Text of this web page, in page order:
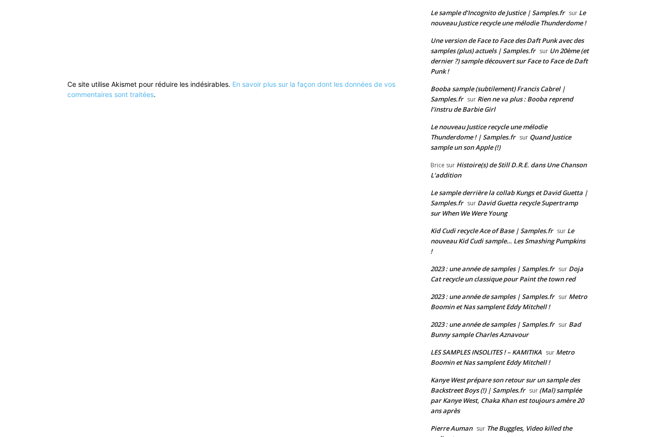
Ce site utilise Akismet pour réduire les indésirables. En savoir plus sur la façon dont les données de vos
commentaires sont traitées.
Le sample d’Incognito de Justice | Samples.fr sur Le
nouveau Justice recycle une mélodie Thunderdome !
Une version de Face to Face des Daft Punk avec des
samples (plus) actuels | Samples.fr sur Un 20ème (et
dernier ?) sample découvert sur Face to Face de Daft
Punk !
Booba sample (subtilement) Francis Cabrel |
Samples.fr sur Rien ne va plus : Booba reprend
l’instru de Barbie Girl
Le nouveau Justice recycle une mélodie
Thunderdome ! | Samples.fr sur Quand Justice
sample un son Apple (!)
Brice sur Histoire(s) de Still D.R.E. dans Une Chanson
L’addition
Le sample derrière la collab Kungs et David Guetta |
Samples.fr sur David Guetta recycle Supertramp
sur When We Were Young
Kid Cudi recycle Ace of Base | Samples.fr sur Le
nouveau Kid Cudi sample… Les Smashing Pumpkins
!
2023 : une année de samples | Samples.fr sur Doja
Cat recycle un classique pour Paint the town red
2023 : une année de samples | Samples.fr sur Metro
Boomin et Nas samplent Eddy Mitchell !
2023 : une année de samples | Samples.fr sur Bad
Bunny sample Charles Aznavour
LES SAMPLES INSOLITES ! – KAMITIKA sur Metro
Boomin et Nas samplent Eddy Mitchell !
Kanye West prépare son retour sur un sample des
Backstreet Boys (!) | Samples.fr sur (Mal) samplée
par Kanye West, Chaka Khan est toujours amère 20
ans après
Pierre Auman sur The Buggles, Video killed the